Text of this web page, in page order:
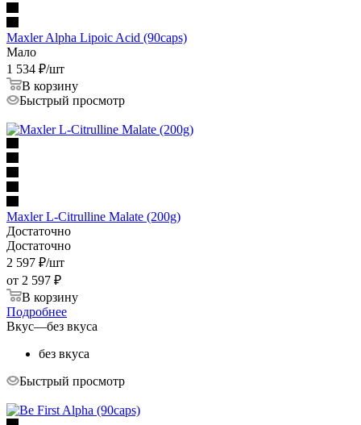
Maxler Alpha Lipoic Acid (90caps)
Мало
1 534 ₽/шт
В корзину
Быстрый просмотр
Maxler L-Citrulline Malate (200g)
Достаточно
Достаточно
2 597 ₽/шт
от 2 597 ₽
В корзину
Подробнее
Вкус—без вкуса
без вкуса
Быстрый просмотр